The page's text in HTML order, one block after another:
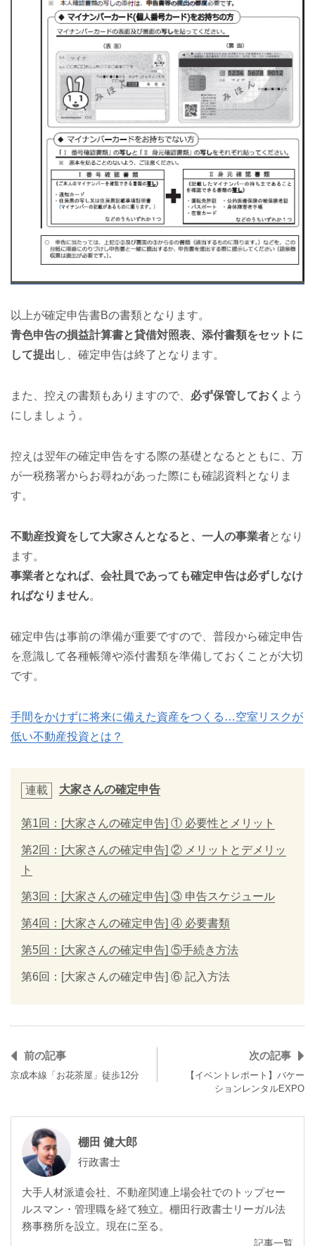
以上が確定申告書Bの書類となります。
青色申告の損益計算書と貸借対照表、添付書類をセットに
して提出 し、確定申告は終了となります。
また、控えの書類もありますので、 必ず保管しておく よう
にしましょう。
控えは翌年の確定申告をする際の基礎となるとともに、万
が一税務署からお尋ねがあった際にも確認資料となりま
す。
不動産投資をして大家さんとなると、一人の事業者となり
ます。
事業者となれば、会社員であっても確定申告は必ずしなけ
ればなりません。
確定申告は事前の準備が重要ですので、普段から確定申告
を意識して各種帳簿や添付書類を準備しておくことが大切
です。
手間をかけずに将来に備えた資産をつくる…空室リスクが
低い不動産投資とは？
連載 大家さんの確定申告
第1回：[大家さんの確定申告] ① 必要性とメリット
第2回：[大家さんの確定申告] ② メリットとデメリッ
ト
第3回：[大家さんの確定申告] ③ 申告スケジュール
第4回：[大家さんの確定申告] ④ 必要書類
第5回：[大家さんの確定申告] ⑤手続き方法
第6回：[大家さんの確定申告] ⑥ 記入方法
前の記事
京成本線「お花茶屋」徒歩12分
次の記事
【イベントレポート】バケー
ションレンタルEXPO
棚田 健大郎
行政書士
大手人材派遣会社、不動産関連上場会社でのトップセー
ルスマン・管理職を経て独立。棚田行政書士リーガル法
務事務所を設立。現在に至る。
記事一覧